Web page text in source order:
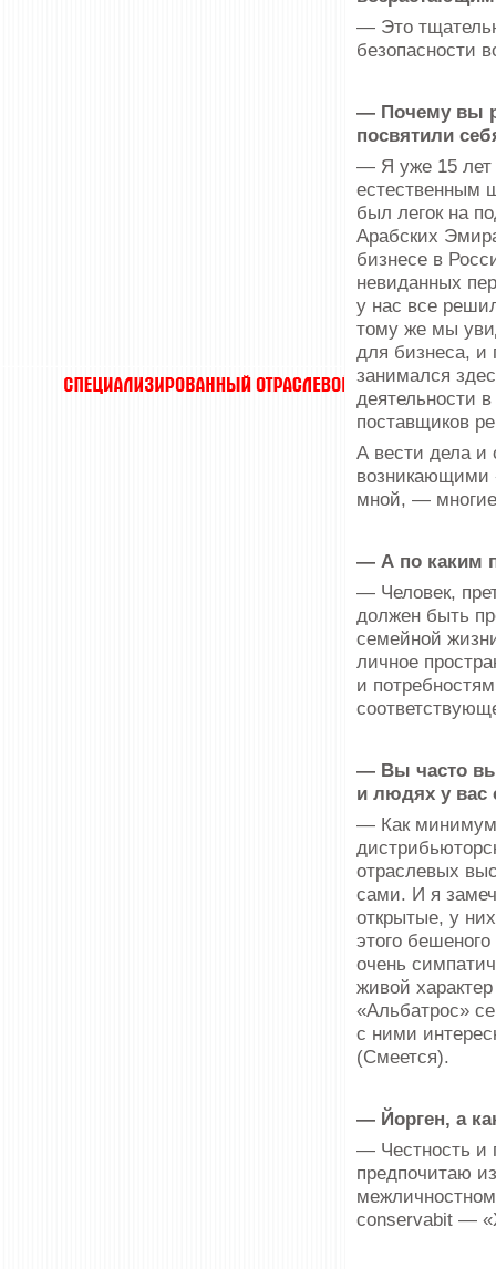
— Это
безопасности
— Почему вы
посвятили
— Я уже 15 лет
естественным
был легок на
Арабских
бизнесе в
невиданных
у нас все
тому же мы
для бизнеса, и
занимался
деятельности
поставщиков
А вести дела и
возникающими
мной, — многие
— А по каким
— Человек,
должен быть
семейной
личное
и
— Вы часто
и людях у вас
— Как минимум
отраслевых
сами. И я
открытые, у
этого
очень
живой
«Альбатрос»
с ними
(Смеется).
— Йорген, а
— Честность и
предпочитаю
conservabit —